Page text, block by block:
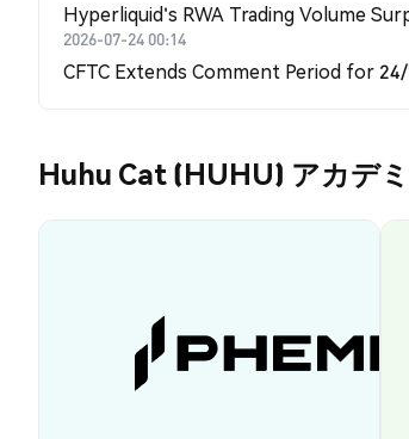
Hyperliquid's RWA Trading Volume
2026-07-24 00:14
CFTC Extends Comment Period for
Huhu Cat (HUHU) アカデ